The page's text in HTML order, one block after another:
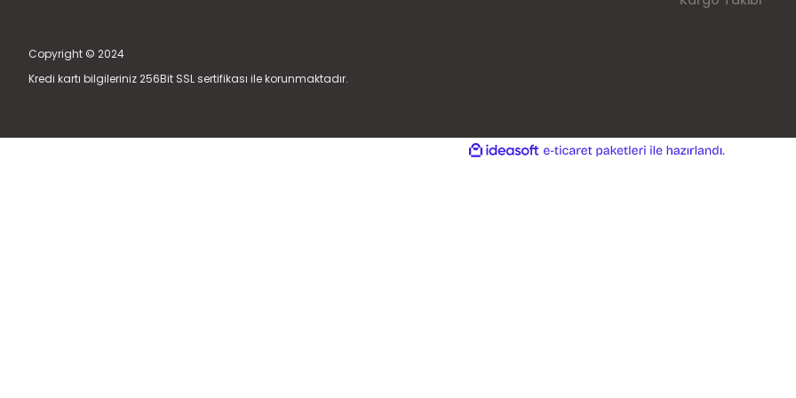
Copyright © 2024
Kredi kartı bilgileriniz 256Bit SSL sertifikası ile korunmaktadır.
ideasoft
e-